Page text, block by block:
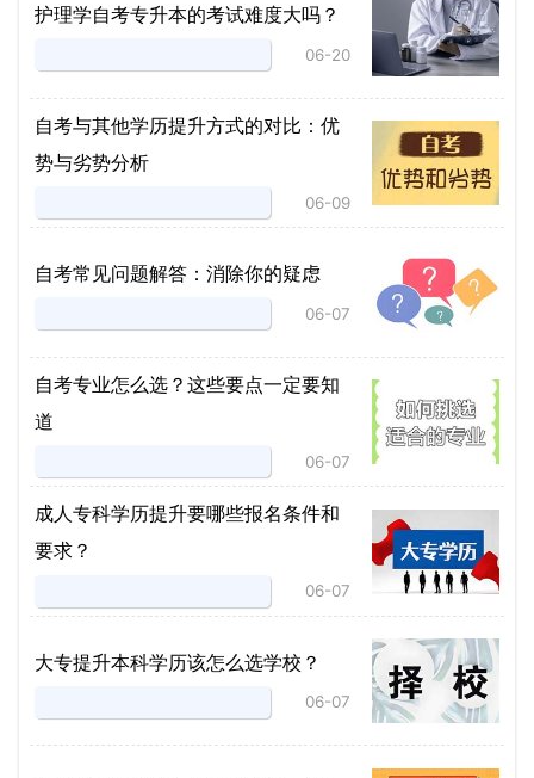
护理学自考专升本的考试难度大吗？
06-20
自考与其他学历提升方式的对比：优
势与劣势分析
06-09
自考常见问题解答：消除你的疑虑
06-07
自考专业怎么选？这些要点一定要知
道
06-07
成人专科学历提升要哪些报名条件和
要求？
06-07
大专提升本科学历该怎么选学校？
06-07